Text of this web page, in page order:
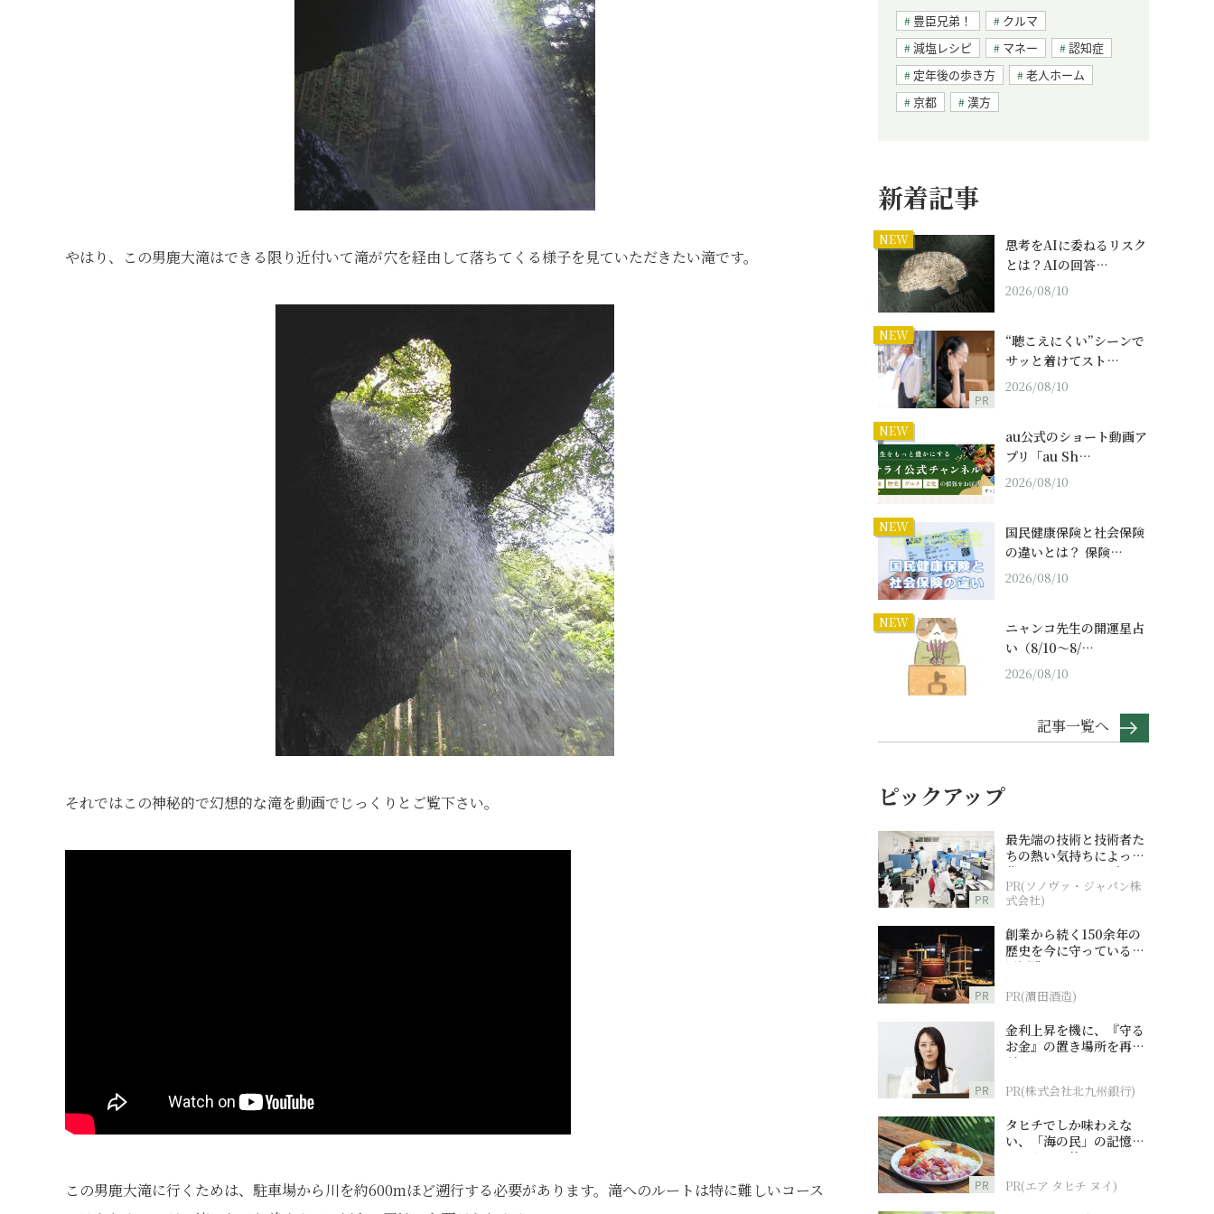
やはり、この男鹿大滝はできる限り近付いて滝が穴を経由して落ちてくる様子を見ていただきたい滝です。
それではこの神秘的で幻想的な滝を動画でじっくりとご覧下さい。
この男鹿大滝に行くためは、駐車場から川を約600mほど遡行する必要があります。滝へのルートは特に難しいコース
豊臣兄弟！
クルマ
減塩レシピ
マネー
認知症
定年後の歩き方
老人ホーム
京都
漢方
新着記事
NEW
思考をAIに委ねるリスク
とは？AIの回答…
2026/08/10
NEW
PR
“聴こえにくい”シーンで
サッと着けてスト…
2026/08/10
NEW
au公式のショート動画ア
プリ「au Sh…
2026/08/10
NEW
国民健康保険と社会保険
の違いとは？ 保険…
2026/08/10
NEW
ニャンコ先生の開運星占
い（8/10～8/…
2026/08/10
記事一覧へ
ピックアップ
PR
最先端の技術と技術者た
ちの熱い気持ちによって
作られているオーダーメ
イド補聴器
PR(ソノヴァ・ジャパン株
式会社)
PR
創業から続く150余年の
歴史を今に守っている濵
田酒造
PR(濵田酒造)
PR
金利上昇を機に、『守る
お金』の置き場所を再検
討
PR(株式会社北九州銀行)
PR
タヒチでしか味わえな
い、「海の民」の記憶へ
とつながる旅
PR(エア タヒチ ヌイ)